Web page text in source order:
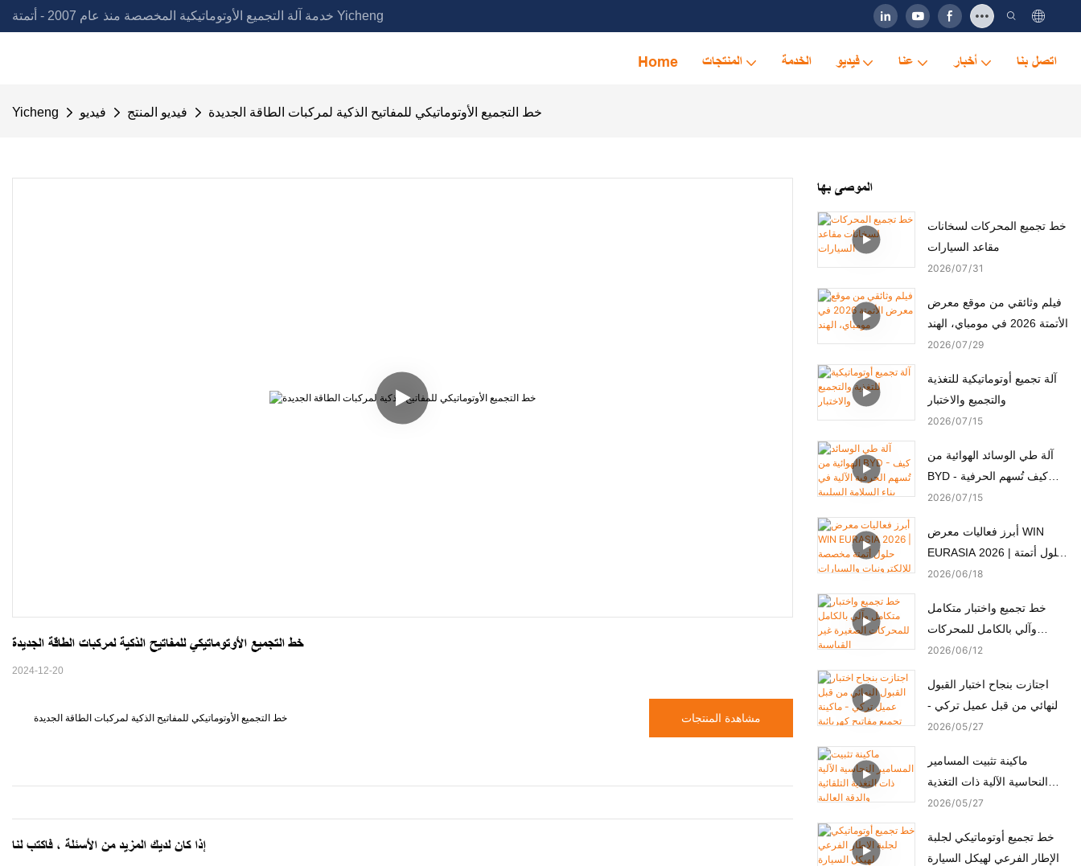
خدمة آلة التجميع الأوتوماتيكية المخصصة منذ عام 2007 - أتمتة Yicheng
Home المنتجات الخدمة فيديو عنا أخبار اتصل بنا
Yicheng فيديو فيديو المنتج خط التجميع الأوتوماتيكي للمفاتيح الذكية لمركبات الطاقة الجديدة
خط التجميع الأوتوماتيكي للمفاتيح الذكية لمركبات الطاقة الجديدة
2024-12-20
خط التجميع الأوتوماتيكي للمفاتيح الذكية لمركبات الطاقة الجديدة مشاهدة المنتجات
إذا كان لديك المزيد من الأسئلة ، فاكتب لنا
الموصى بها
خط تجميع المحركات لسخانات
مقاعد السيارات
2026 07 31
فيلم وثائقي من موقع معرض
الأتمتة 2026 في مومباي، الهند
2026 07 29
آلة تجميع أوتوماتيكية للتغذية
والتجميع والاختبار
2026 07 15
آلة طي الوسائد الهوائية من
BYD - كيف تُسهم الحرفية
الآلية في بناء السلامة السلبية
2026 07 15
أبرز فعاليات معرض WIN
EURASIA 2026 | حلول أتمتة
مخصصة للإلكترونيات
والمحركات
2026 06 18
خط تجميع واختبار متكامل
وآلي بالكامل للمحركات
الصغيرة غير القياسية
2026 06 12
اجتازت بنجاح اختبار القبول
النهائي من قبل عميل تركي -
ماكينة تجميع مفاتيح كهربائية
2026 05 27
ماكينة تثبيت المسامير
النحاسية الآلية ذات التغذية
التلقائية والدقة العالية
2026 05 27
خط تجميع أوتوماتيكي لجلبة
الإطار الفرعي لهيكل السيارة